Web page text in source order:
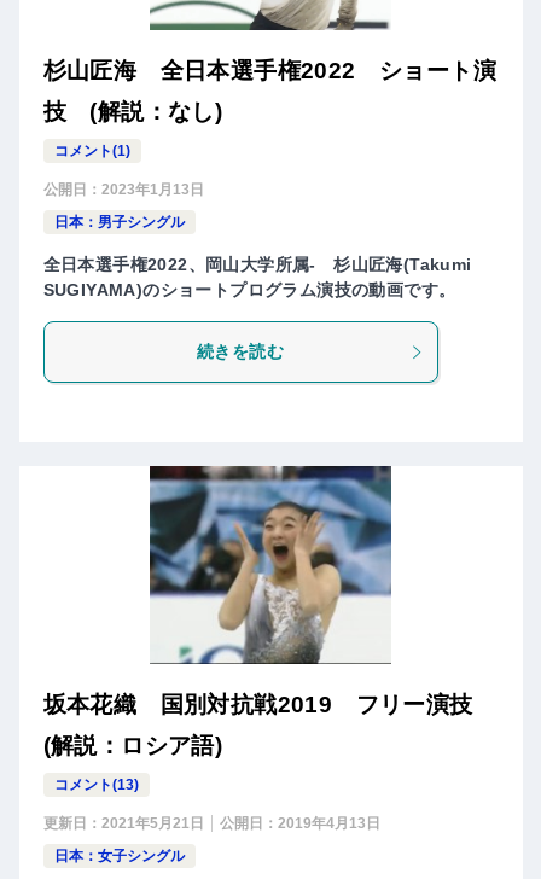
杉山匠海 全日本選手権2022 ショート演
技 (解説：なし)
コメント(1)
公開日： 2023年1月13日
日本：男子シングル
全日本選手権2022、岡山大学所属- 杉山匠海(Takumi
SUGIYAMA)のショートプログラム演技の動画です。
続きを読む
坂本花織 国別対抗戦2019 フリー演技
(解説：ロシア語)
コメント(13)
更新日： 2021年5月21日 公開日： 2019年4月13日
日本：女子シングル